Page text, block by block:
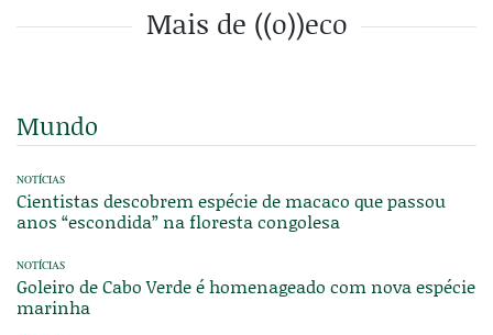
Mais de ((o))eco
Mundo
NOTÍCIAS
Cientistas descobrem espécie de macaco que passou
anos “escondida” na floresta congolesa
NOTÍCIAS
Goleiro de Cabo Verde é homenageado com nova espécie
marinha